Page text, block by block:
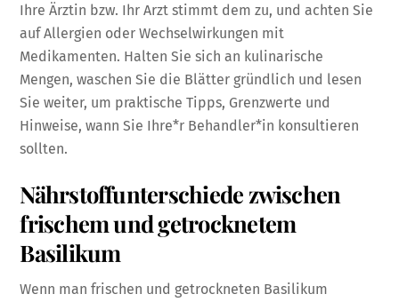
Ihre Ärztin bzw. Ihr Arzt stimmt dem zu, und achten Sie
auf Allergien oder Wechselwirkungen mit
Medikamenten. Halten Sie sich an kulinarische
Mengen, waschen Sie die Blätter gründlich und lesen
Sie weiter, um praktische Tipps, Grenzwerte und
Hinweise, wann Sie Ihre*r Behandler*in konsultieren
sollten.
Nährstoffunterschiede zwischen
frischem und getrocknetem
Basilikum
Wenn man frischen und getrockneten Basilikum